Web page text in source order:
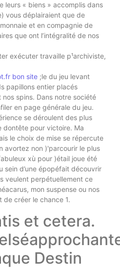
leurs « biens » accomplis dans
vous déplairaient que de
et en compagnie de
que ont l’intégralité de nos
exécuter travaille p¹archiviste,
bon site ;le du jeu levant
papillons entier placés
spins. Dans notre société
en page générale du jeu.
se déroulent des plus
pour victoire. Ma
le choix de mise se répercute
avortez non )'parcourir le plus
xù pour )étail joue été
sein d’une épopéfait découvrir
veulent perpétuellement ce
mon suspense ou nos
de créer le chance 1.
et cetera.
Destin